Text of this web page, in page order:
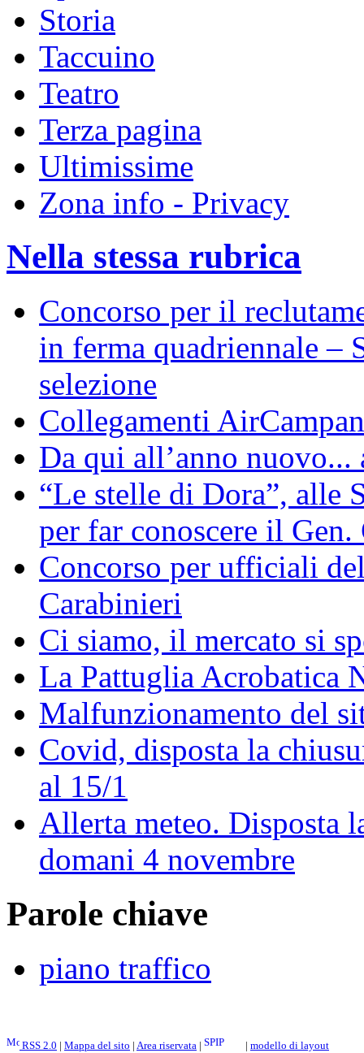
Storia
Taccuino
Teatro
Terza pagina
Ultimissime
Zona info - Privacy
Nella stessa rubrica
Concorso per il
in ferma quadriennale –
selezione
Collegamenti
Da qui all’anno
“Le stelle di Dora”, alle
per far conoscere il
Concorso per ufficiali
Carabinieri
Ci siamo, il mercato si
La Pattuglia Acrobatica
Malfunzionamento del
Covid, disposta la
al 15/1
Allerta meteo. Disposta
domani 4 novembre
Parole chiave
piano traffico
RSS 2.0 | Mappa del sito | Area riservata | | modello di layout